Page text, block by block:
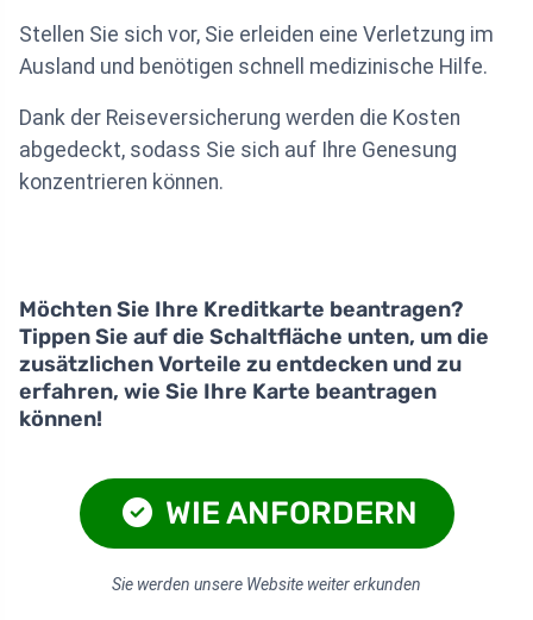
Stellen Sie sich vor, Sie erleiden eine Verletzung im
Ausland und benötigen schnell medizinische Hilfe.
Dank der Reiseversicherung werden die Kosten
abgedeckt, sodass Sie sich auf Ihre Genesung
konzentrieren können.
Möchten Sie Ihre Kreditkarte beantragen?
Tippen Sie auf die Schaltfläche unten, um die
zusätzlichen Vorteile zu entdecken und zu
erfahren, wie Sie Ihre Karte beantragen
können!
WIE ANFORDERN
Sie werden unsere Website weiter erkunden